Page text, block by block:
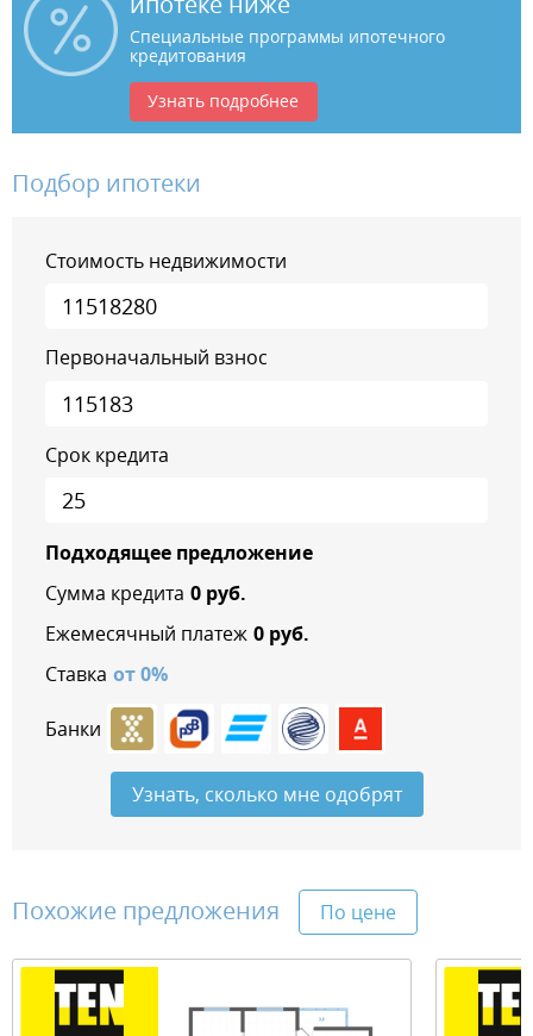
Специальные программы ипотечного
кредитования
Узнать подробнее
Подбор ипотеки
Стоимость недвижимости
Первоначальный взнос
Срок кредита
Подходящее предложение
Сумма кредита 0руб.
Ежемесячный платеж 0руб.
Ставка от0%
Банки
Узнать, сколько мне одобрят
Похожие предложения По цене